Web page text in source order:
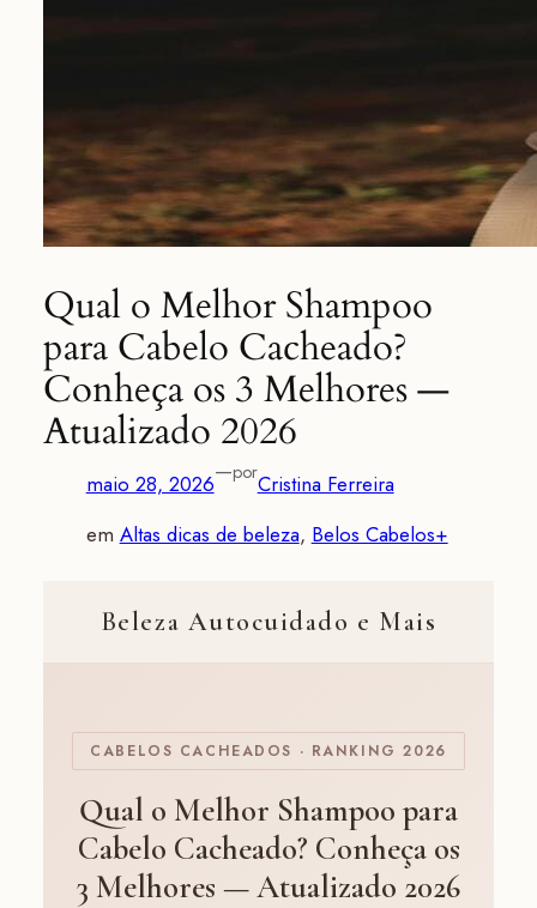
Qual o Melhor Shampoo
para Cabelo Cacheado?
Conheça os 3 Melhores —
Atualizado 2026
maio 28, 2026—porCristina Ferreira
em Altas dicas de beleza, Belos Cabelos+
Beleza Autocuidado e Mais
CABELOS CACHEADOS · RANKING 2026
Qual o Melhor Shampoo para
Cabelo Cacheado? Conheça os
3 Melhores — Atualizado 2026